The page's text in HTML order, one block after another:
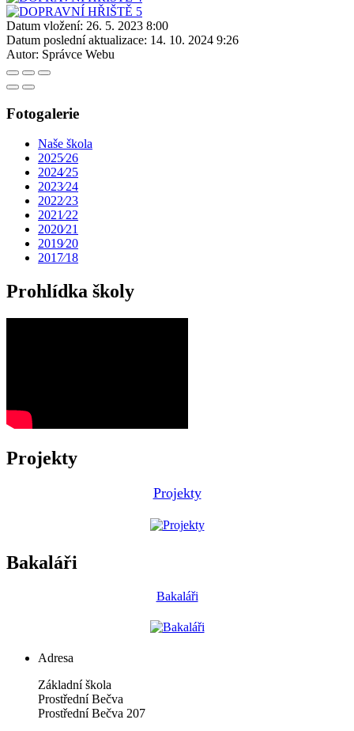
Datum vložení: 26. 5. 2023 8:00
Datum poslední aktualizace: 14. 10. 2024 9:26
Autor: Správce Webu
Fotogalerie
Naše škola
2025⁄26
2024⁄25
2023⁄24
2022⁄23
2021⁄22
2020⁄21
2019⁄20
2017⁄18
Prohlídka školy
Projekty
Projekty
Bakaláři
Bakaláři
Adresa
Základní škola
Prostřední Bečva
Prostřední Bečva 207